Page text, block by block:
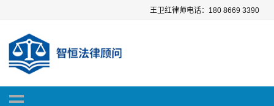
王卫红律师电话：180 8669 3390